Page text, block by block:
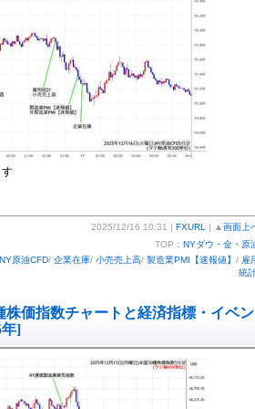
す
2025/12/16 10:31 | FXURL | ▲ 画面上
TOP： NYダウ・金・原
原油CFD/ 企業在庫/ 小売売上高/ 製造業PMI【速報値】 / 雇
統
株価指数チャートと経済指標・イベン
年]